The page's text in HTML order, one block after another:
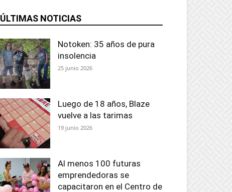
ÚLTIMAS NOTICIAS
Notoken: 35 años de pura
insolencia
25 junio 2026
Luego de 18 años, Blaze
vuelve a las tarimas
19 junio 2026
Al menos 100 futuras
emprendedoras se
capacitaron en el Centro de